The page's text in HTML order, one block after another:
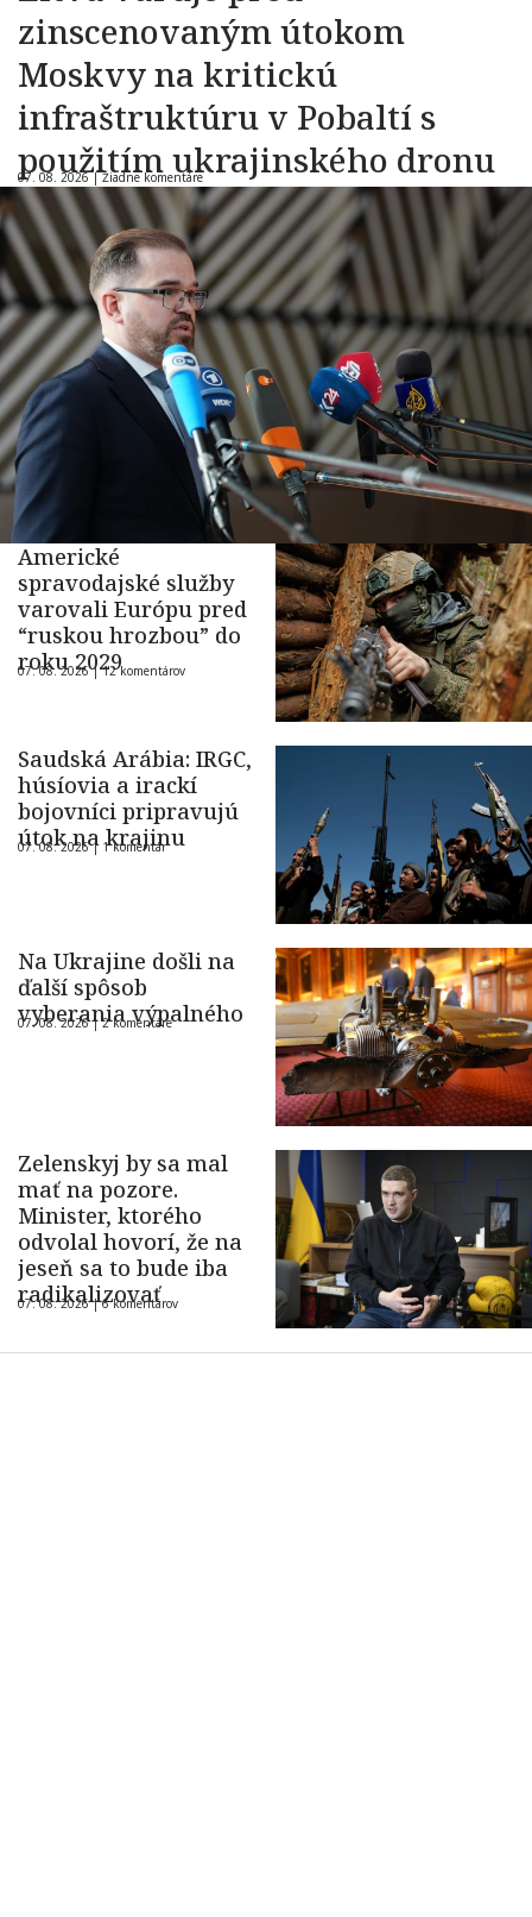
zinscenovaným útokom
Moskvy na kritickú
infraštruktúru v Pobaltí s
použitím ukrajinského dronu
07. 08. 2026 |Žiadne komentáre
Americké
spravodajské služby
varovali Európu pred
“ruskou hrozbou” do
roku 2029
07. 08. 2026 |12 komentárov
Saudská Arábia: IRGC,
húsíovia a irackí
bojovníci pripravujú
útok na krajinu
07. 08. 2026 | 1 komentár
Na Ukrajine došli na
ďalší spôsob
vyberania výpalného
07. 08. 2026 |2 komentáre
Zelenskyj by sa mal
mať na pozore.
Minister, ktorého
odvolal hovorí, že na
jeseň sa to bude iba
radikalizovať
07. 08. 2026 |6 komentárov